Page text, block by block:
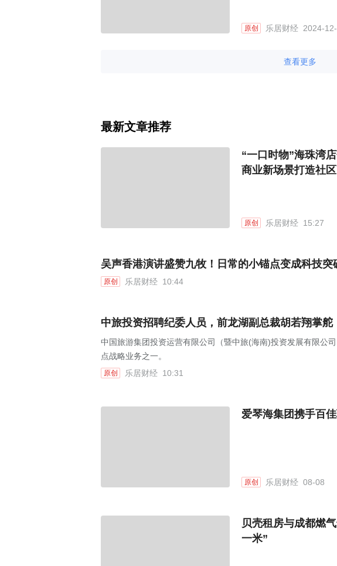
续担任 TCL 中环新能源
原创 乐居财经 2024-
查看更多
最新文章推荐
“一口时物”海珠湾
商业新场景打造社
原创 乐居财经 15:27
吴声香港演讲盛赞九牧！日常的小锚点变成科技突
原创 乐居财经 10:44
中旅投资招聘纪委人员，前龙湖副总裁胡若翔掌舵
中国旅游集团投资运营有限公司（暨中旅(海南)投资发展有限公
点战略业务之一。
原创 乐居财经 10:31
爱琴海集团携手百
原创 乐居财经 08-08
贝壳租房与成都燃
一米”